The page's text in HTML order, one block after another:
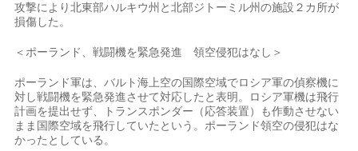
攻撃により北東部ハルキウ州と北部ジトーミル州の施設２カ所が
損傷した。
＜ポーランド、戦闘機を緊急発進 領空侵犯はなし＞
ポーランド軍は、バルト海上空の国際空域でロシア軍の偵察機に
対し戦闘機を緊急発進させて対応したと表明。ロシア軍機は飛行
計画を提出せず、トランスポンダー（応答装置）も作動させない
まま国際空域を飛行していたという。ポーランド領空の侵犯はな
か​ったとしている。